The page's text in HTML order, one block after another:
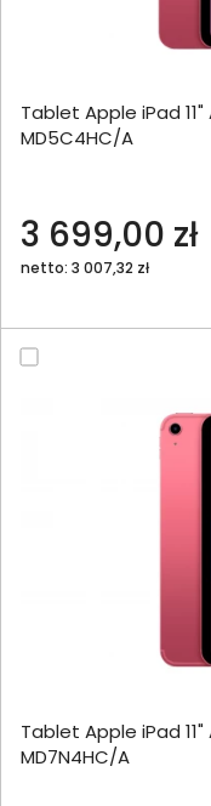
Tablet Apple iPad 11"
MD5C4HC/A
3 699,00 zł
netto: 3 007,32 zł
Tablet Apple iPad 11"
MD7N4HC/A